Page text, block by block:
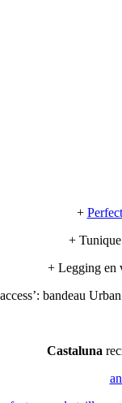
+
+
+ Legging en
bandeau
Castaluna